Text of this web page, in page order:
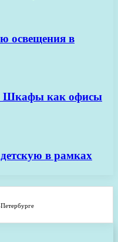
освещения в
Шкафы как офисы
в рамках